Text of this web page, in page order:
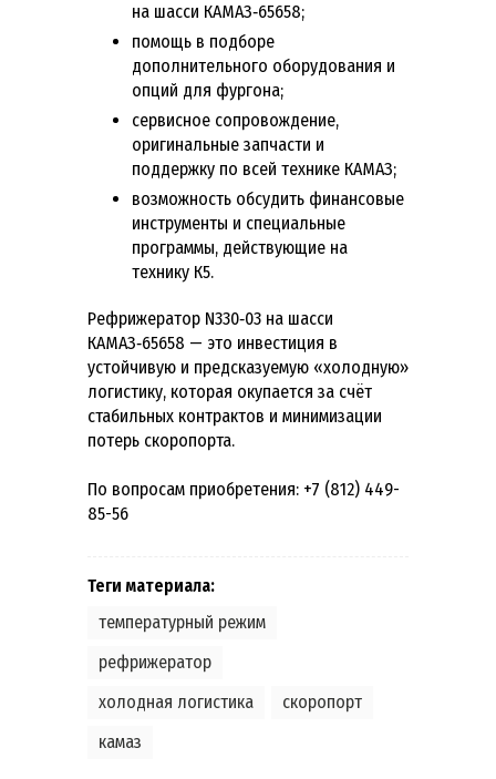
на шасси КАМАЗ‑65658;
помощь в подборе
дополнительного оборудования и
опций для фургона;
сервисное сопровождение,
оригинальные запчасти и
поддержку по всей технике КАМАЗ;
возможность обсудить финансовые
инструменты и специальные
программы, действующие на
технику К5.
Рефрижератор N330‑03 на шасси
КАМАЗ‑65658 — это инвестиция в
устойчивую и предсказуемую «холодную»
логистику, которая окупается за счёт
стабильных контрактов и минимизации
потерь скоропорта.
По вопросам приобретения: +7 (812) 449-
85-56
Теги материала:
температурный режим
рефрижератор
холодная логистика скоропорт
камаз